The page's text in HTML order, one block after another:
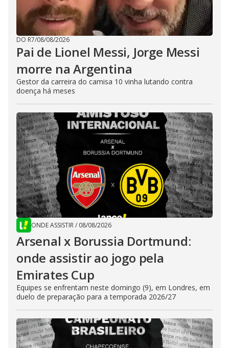
DO R7/08/08/2026
Pai de Lionel Messi, Jorge Messi
morre na Argentina
Gestor da carreira do camisa 10 vinha lutando contra
doença há meses
ONDE ASSISTIR/ 08/08/2026
Arsenal x Borussia Dortmund:
onde assistir ao jogo pela
Emirates Cup
Equipes se enfrentam neste domingo (9), em Londres, em
duelo de preparação para a temporada 2026/27